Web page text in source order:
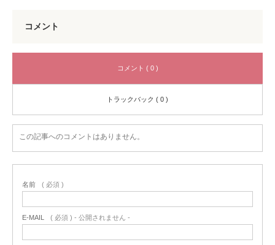
コメント
コメント ( 0 )
トラックバック ( 0 )
この記事へのコメントはありません。
名前 ( 必須 )
E-MAIL ( 必須 ) - 公開されません -